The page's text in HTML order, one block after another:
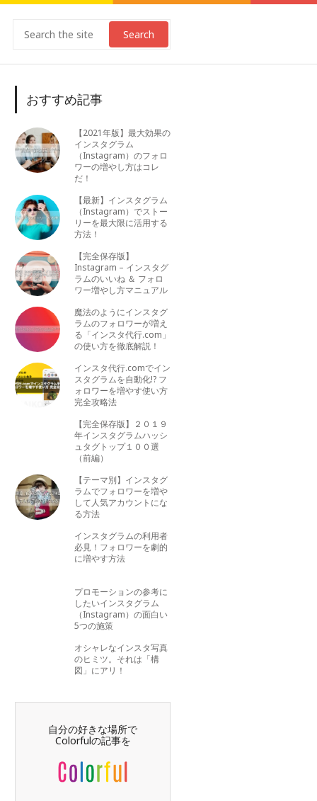
Search
おすすめ記事
【2021年版】最大効果の
インスタグラム
（Instagram）のフォロ
ワーの増やし方はコレ
だ！
【最新】インスタグラム
（Instagram）でストー
リーを最大限に活用する
方法！
【完全保存版】
Instagram – インスタグ
ラムのいいね ＆ フォロ
ワー増やし方マニュアル
魔法のようにインスタグ
ラムのフォロワーが増え
る「インスタ代行.com」
の使い方を徹底解説！
インスタ代行.comでイン
スタグラムを自動化!? フ
ォロワーを増やす使い方
完全攻略法
【完全保存版】２０１９
年インスタグラムハッシ
ュタグトップ１００選
（前編）
【テーマ別】インスタグ
ラムでフォロワーを増や
して人気アカウントにな
る方法
インスタグラムの利用者
必見！フォロワーを劇的
に増やす方法
プロモーションの参考に
したいインスタグラム
（Instagram）の面白い
5つの施策
オシャレなインスタ写真
のヒミツ。それは「構
図」にアリ！
自分の好きな場所で
Colorfulの記事を